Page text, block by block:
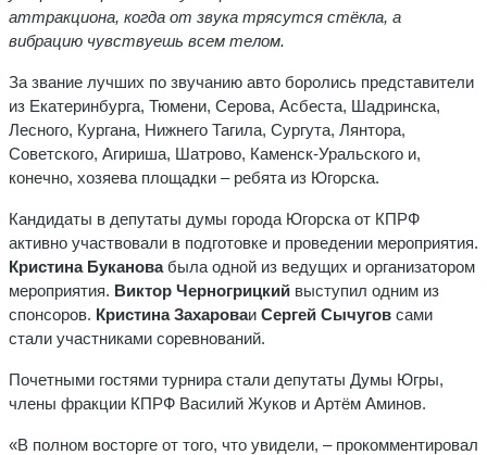
аттракциона, когда от звука трясутся стёкла, а
вибрацию чувствуешь всем телом.
За звание лучших по звучанию авто боролись представители
из Екатеринбурга, Тюмени, Серова, Асбеста, Шадринска,
Лесного, Кургана, Нижнего Тагила, Сургута, Лянтора,
Советского, Агириша, Шатрово, Каменск-Уральского и,
конечно, хозяева площадки – ребята из Югорска.
Кандидаты в депутаты думы города Югорска от КПРФ
активно участвовали в подготовке и проведении мероприятия.
Кристина Букановабыла одной из ведущих и организатором
мероприятия. Виктор Черногрицкий выступил одним из
спонсоров. Кристина Захароваи Сергей Сычугов сами
стали участниками соревнований.
Почетными гостями турнира стали депутаты Думы Югры,
члены фракции КПРФ Василий Жуков и Артём Аминов.
«В полном восторге от того, что увидели, – прокомментировал